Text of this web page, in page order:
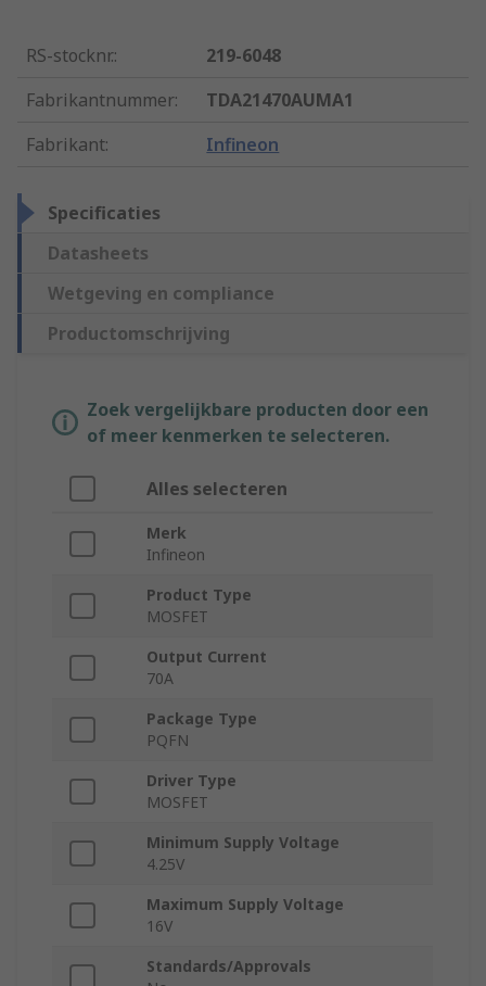
RS-stocknr.:
219-6048
Fabrikantnummer:
TDA21470AUMA1
Fabrikant: Infineon
Specificaties
Datasheets
Wetgeving en compliance
Productomschrijving
Zoek vergelijkbare producten door een
of meer kenmerken te selecteren.
Alles selecteren
Merk
Infineon
Product Type
MOSFET
Output Current
70A
Package Type
PQFN
Driver Type
MOSFET
Minimum Supply Voltage
4.25V
Maximum Supply Voltage
16V
Standards/Approvals